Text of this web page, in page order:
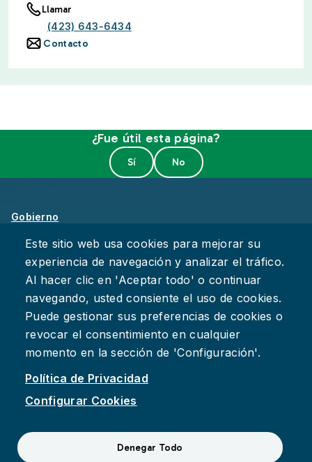
Llamar
(423) 643-6434
Contacto
¿Fue útil esta página?
Gobierno
Sobre Chattanooga
Empleos
Política de Privacidad
Accesibilidad
Deje su Comentario
Este sitio web usa cookies para mejorar su
experiencia de navegación y analizar el tráfico.
Al hacer clic en 'Aceptar todo' o continuar
navegando, usted consiente el uso de cookies.
Puede gestionar sus preferencias de cookies o
revocar el consentimiento en cualquier
momento en la sección de 'Configuración'.
Política de Privacidad
Configurar Cookies
Denegar Todo
InstagramYouTube
Suspect fraud, waste, or abuse?Report it to the Office of
Internal Audit